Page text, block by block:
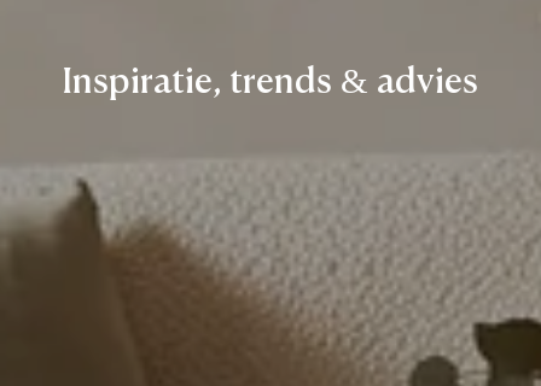
Inspiratie, trends & advies